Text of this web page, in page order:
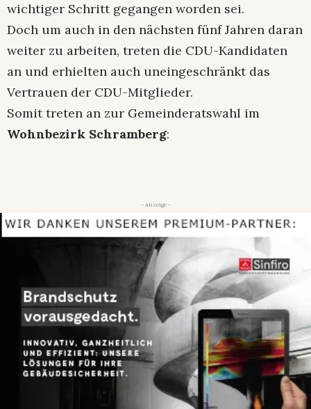
wichtiger Schritt gegangen worden sei.
Doch um auch in den nächsten fünf Jahren daran
weiter zu arbeiten, treten die CDU-Kandidaten
an und erhielten auch uneingeschränkt das
Vertrauen der CDU-Mitglieder.
Somit treten an zur Gemeinderatswahl im
Wohnbezirk Schramberg:
- Anzeige -